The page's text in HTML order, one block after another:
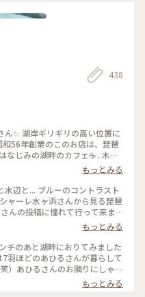
438
✨ 湖岸ギリギリの高い位置に
56年創業のこのお店は、琵琶
なじみの湖畔のカフェ☕️ . 木を
から景色が一望でき開放感と
すすめは天気のいい日のテラス
14時前でランチとティータイム
れてましたが、その辺の景色を
分も待たずに店内へ案内され
てから 席に着くシステムでし
や 女子で溢れていました. 夕
でしょうね💕 . 私達はテラス席
いたのでそちらへ. 私は蜜柑ケ
はジンジャーエールを頼みま
ホットサンドも美味しそうで
色が見れるのに とっても良心
もっとみる
辺と... ブルーのコントラスト
ャーレ水ヶ浜さんから見る琵琶
んの投稿に憧れて行って来ま
り💓 . 滋賀夏旅スタートです.
湖 #滋賀 #ことりっぷ滋賀 #夏旅
もっとみる
チのあと湖畔におりてみました
羽ほどのあひるさんが暮らして
）あひるさんのお隣りにしゃが
えているのかな‥笑ってる♡ こ
初めて見ましたが、卵もあち
もっとみる